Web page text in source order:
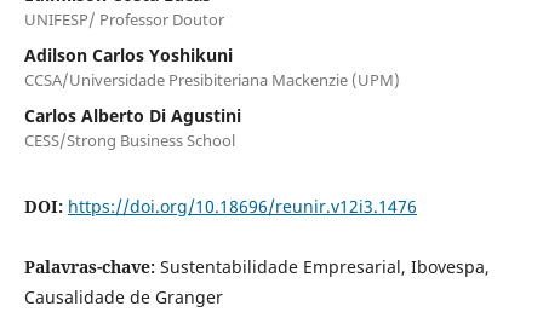
UNIFESP/ Professor Doutor
Adilson Carlos Yoshikuni
CCSA/Universidade Presibiteriana Mackenzie (UPM)
Carlos Alberto Di Agustini
CESS/Strong Business School
DOI: https://doi.org/10.18696/reunir.v12i3.1476
Palavras-chave: Sustentabilidade Empresarial, Ibovespa,
Causalidade de Granger